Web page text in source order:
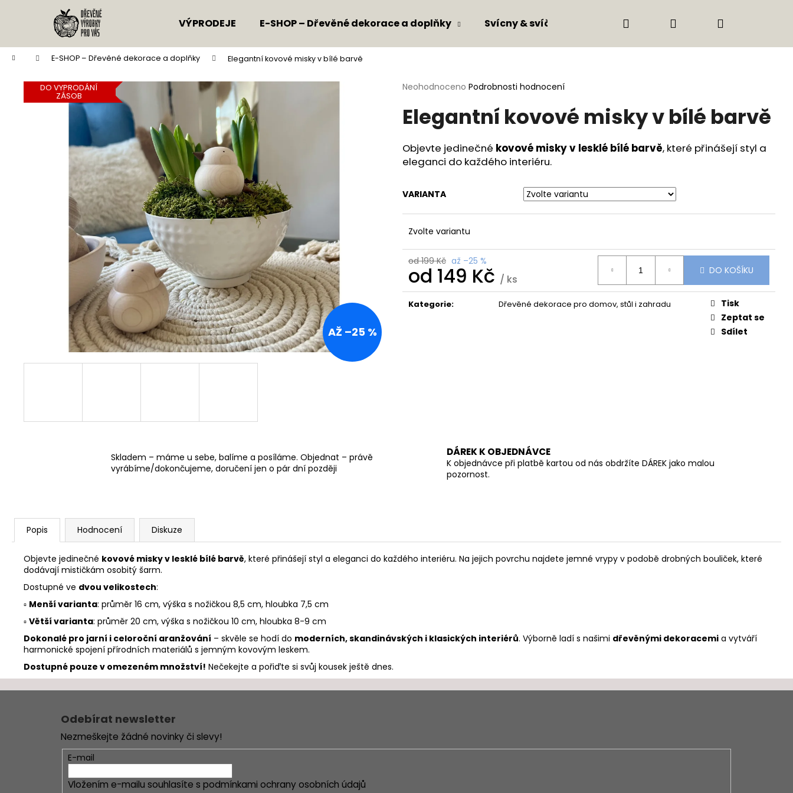
VÝPRODEJE E-SHOP – Dřevěné dekorace a doplňky Svícny & svíčky Nábytek & větší kusyPřihlášení
Domů E-SHOP – Dřevěné dekorace a doplňky Elegantní kovové misky v bílé barvě
Průměrné
produktu
je
z
5
hvězdiček.
Neohodnoceno Podrobnosti hodnocení
Elegantní kovové misky v bílé barvě
Objevte jedinečné kovové misky v lesklé bílé barvě, které přinášejí styl a
eleganci do každého interiéru.
VARIANTA
Zvolte variantu
od 199 Kč až –25 %
od 149 Kč / ks
Měrná
cena:
DO KOŠÍKU
Kategorie: Dřevěné dekorace pro domov, stůl i zahradu
Tisk
Zeptat se
Sdílet
DO VYPRODÁNÍ
ZÁSOB
AŽ –25 %
Skladem – máme u sebe, balíme a posíláme. Objednat – právě
vyrábíme/dokončujeme, doručení jen o pár dní později
DÁREK K OBJEDNÁVCE
K objednávce při platbě kartou od nás obdržíte DÁREK jako malou
pozornost.
Popis Hodnocení Diskuze
Objevte jedinečné kovové misky v lesklé bílé barvě, které přinášejí styl a eleganci do každého interiéru. Na jejich povrchu najdete jemné vrypy v podobě drobných bouliček, které
dodávají mističkám osobitý šarm.
Dostupné ve dvou velikostech:
▫️ Menší varianta: průměr 16 cm, výška s nožičkou 8,5 cm, hloubka 7,5 cm
▫️ Větší varianta: průměr 20 cm, výška s nožičkou 10 cm, hloubka 8-9 cm
Dokonalé pro jarní i celoroční aranžování – skvěle se hodí do moderních, skandinávských i klasických interiérů. Výborně ladí s našimi dřevěnými dekoracemi a vytváří
harmonické spojení přírodních materiálů s jemným kovovým leskem.
Dostupné pouze v omezeném množství! Nečekejte a pořiďte si svůj kousek ještě dnes.
í
Zpět
do
obchodu
Zpět
do
obchodu
Co potřebujete najít?
HLEDAT
DŘEVĚNÉ DOMEČKY BEZ KOMÍNKU
PŘÍRODNÍ
45 Kč
DUBOVÁ FIGURKA PTÁČKA S TMAVÝM
ZOBÁČKEM A OCÁSKEM
289 Kč
Původně:359 Kč
KOVOVÁ PODZIMNÍ DÝNĚ S PATINOU –
3 VELIKOSTI | LIMITOVANÁ KOLEKCE
379 Kč
Odebírat newsletter
Nezmeškejte žádné novinky či slevy!
E-mail
Vložením e-mailu souhlasíte s podmínkami ochrany osobních údajů